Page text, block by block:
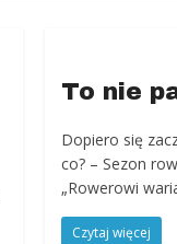
To nie
Dopiero się
co? – Sezon
„Rowerowi
Czytaj więcej